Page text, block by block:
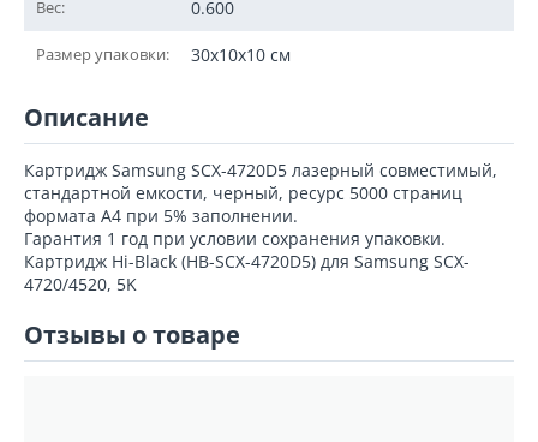
Вес: 0.600
Размер упаковки: 30x10x10 см
Описание
Картридж Samsung SCX-4720D5 лазерный совместимый,
стандартной емкости, черный, ресурс 5000 страниц
формата А4 при 5% заполнении.
Гарантия 1 год при условии сохранения упаковки.
Картридж Hi-Black (HB-SCX-4720D5) для Samsung SCX-
4720/4520, 5K
Отзывы о товаре